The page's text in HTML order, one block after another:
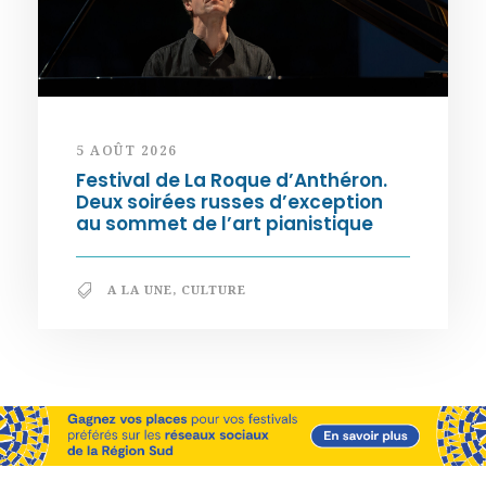
5 AOÛT 2026
Festival de La Roque d’Anthéron.
Deux soirées russes d’exception
au sommet de l’art pianistique
A LA UNE, CULTURE